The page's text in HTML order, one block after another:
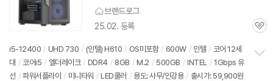
브랜드로그
25.02. 등록
관
i5-12400 / UHD 730 / (인텔) H610 / OS미포함 / 600W / 인텔 / 코어 12세
대 / 코어i5 / 엘더레이크 / DDR4 / 8GB / M.2 / 500GB / INTEL / 1Gbps 유
선 / 파워서플라이 / 미니타워 / LED쿨러 / 용도: 사무/인강용 / 출시가: 59,900원